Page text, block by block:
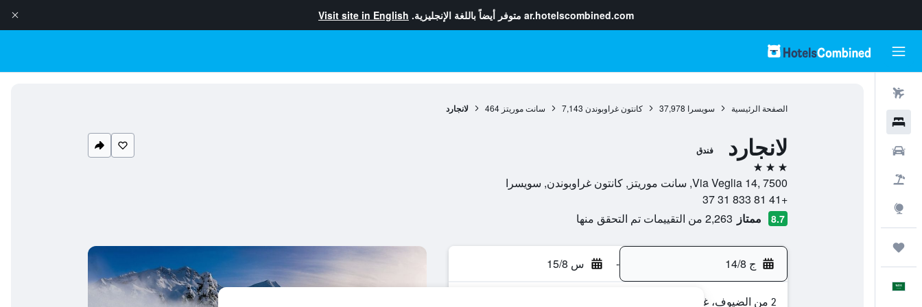
ar.hotelscombined.com متوفر أيضاً باللغة الإنجليزية. Visit site in English
الصفحة الرئيسية سويسرا 37,978 كانتون غراوبوندن 7,143 سانت موريتز 464 لانجارد
لانجارد فندق
3 نجوم
Via Veglia 14, 7500, سانت موريتز, كانتون غراوبوندن, سويسرا
+41 81 833 31 37
8.7 ممتاز 2,263 من التقييمات تم التحقق منها
ج 14/8 - س 15/8
2 من الضيوف، غرفة واحدة